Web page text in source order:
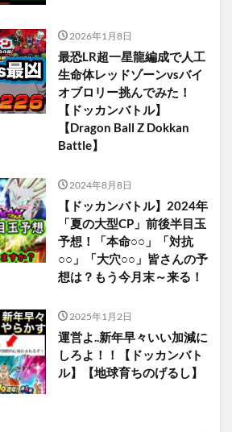
2026年1月8日
最恐LR超一星龍編成で人工
生命体レッドゾーンvsバイ
オブロリー挑んでみた！
【ドッカンバトル】
【Dragon Ball Z Dokkan
Battle】
2024年8月8日
【ドッカンバトル】2024年
「夏の大型CP」前後半目玉
予想！「本命○○」「対抗
○○」「大穴○○」皆さんの予
想は？もう今月末～来る！
2025年1月2日
運営よ..新年早々いい加減に
しろよ！！【ドッカンバト
ル】【地球育ちのげるし】